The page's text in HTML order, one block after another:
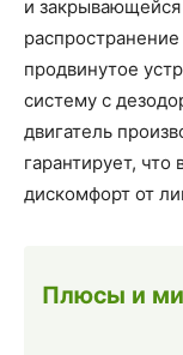
и
продвинутое
систему с
двигатель
гарантирует,
дискомфорт от
Плюсы и